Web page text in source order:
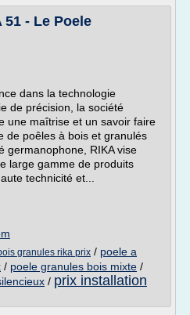
51 - Le Poele
dans la technologie
de précision, la société
une maîtrise et un savoir faire
de poêles à bois et granulés
germanophone, RIKA vise
large gamme de produits
technicité et...
granules rika prix / poele a
/ poele granules bois mixte /
/ prix installation